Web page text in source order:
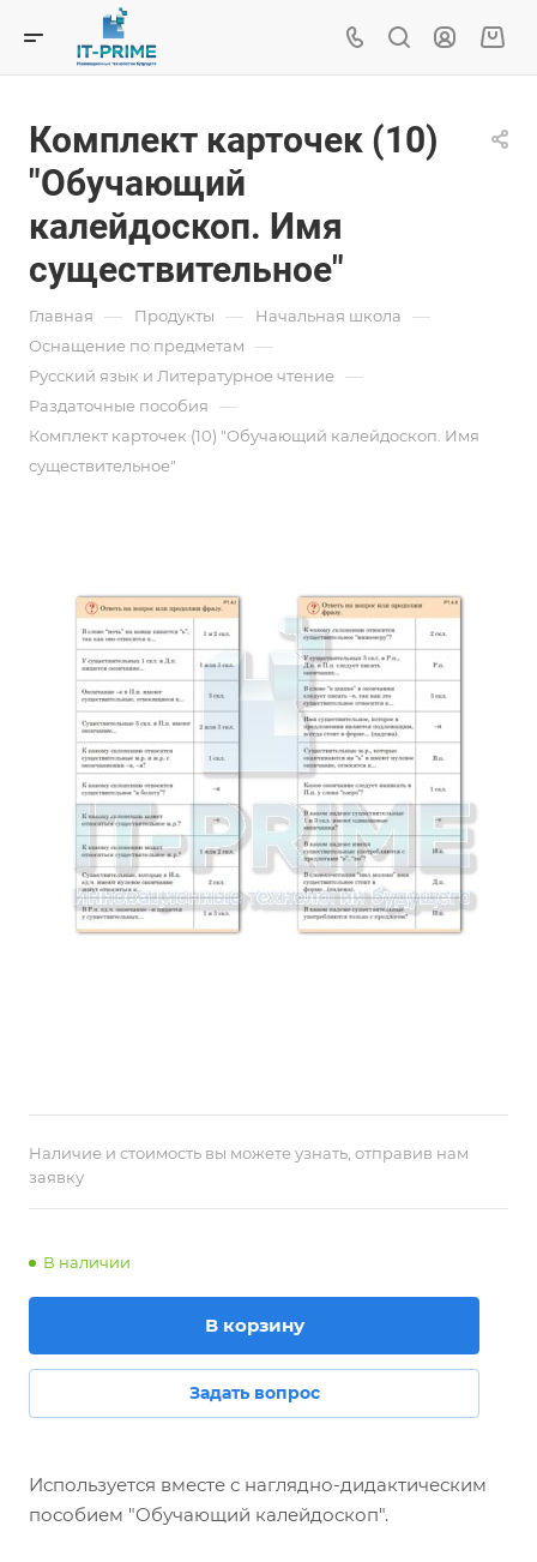
Комплект карточек (10)
"Обучающий
калейдоскоп. Имя
существительное"
Главная — Продукты — Начальная школа —
Оснащение по предметам —
Русский язык и Литературное чтение —
Раздаточные пособия —
Комплект карточек (10) "Обучающий калейдоскоп. Имя
существительное"
Наличие и стоимость вы можете узнать, отправив нам
заявку
В наличии
В корзину
Задать вопрос
Используется вместе с наглядно-дидактическим
пособием "Обучающий калейдоскоп".